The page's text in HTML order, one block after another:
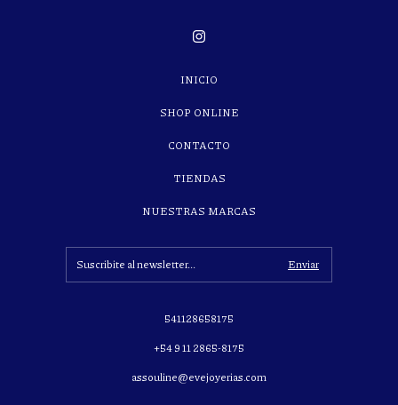
INICIO
SHOP ONLINE
CONTACTO
TIENDAS
NUESTRAS MARCAS
541128658175
+54 9 11 2865-8175
assouline@evejoyerias.com